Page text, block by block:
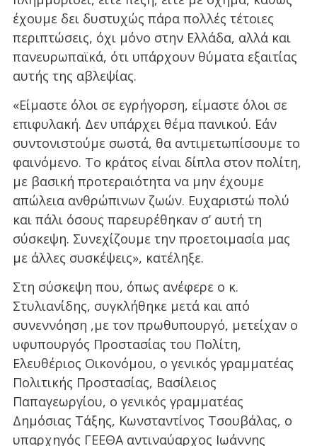
έχουμε δει δυστυχώς πάρα πολλές τέτοιες
περιπτώσεις, όχι μόνο στην Ελλάδα, αλλά και
πανευρωπαϊκά, ότι υπάρχουν θύματα εξαιτίας
αυτής της αβλεψίας.
«Είμαστε όλοι σε εγρήγορση, είμαστε όλοι σε
επιφυλακή. Δεν υπάρχει θέμα πανικού. Εάν
συντονιστούμε σωστά, θα αντιμετωπίσουμε το
φαινόμενο. Το κράτος είναι δίπλα στον πολίτη,
με βασική προτεραιότητα να μην έχουμε
απώλεια ανθρώπινων ζωών. Ευχαριστώ πολύ
και πάλι όσους παρευρέθηκαν σ’ αυτή τη
σύσκεψη. Συνεχίζουμε την προετοιμασία μας
με άλλες συσκέψεις», κατέληξε.
Στη σύσκεψη που, όπως ανέφερε ο κ.
Στυλιανίδης, συγκλήθηκε μετά και από
συνεννόηση ,με τον πρωθυπουργό, μετείχαν ο
υφυπουργός Προστασίας του Πολίτη,
Ελευθέριος Οικονόμου, ο γενικός γραμματέας
Πολιτικής Προστασίας, Βασίλειος
Παπαγεωργίου, ο γενικός γραμματέας
Δημόσιας Τάξης, Κωνσταντίνος Τσουβάλας, ο
υπαρχηγός ΓΕΕΘΑ αντιναύαρχος Ιωάννης